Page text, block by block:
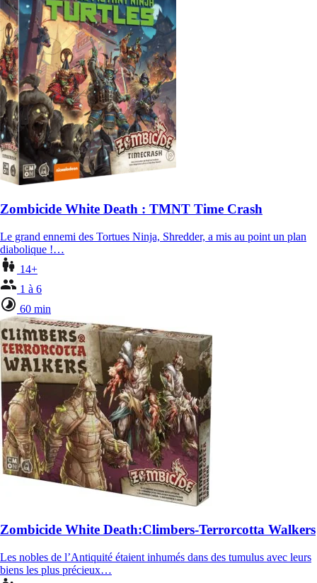
Zombicide White Death : TMNT Time Crash
Le grand ennemi des Tortues Ninja, Shredder, a mis au point un plan
diabolique !…
14+
1 à 6
60 min
Zombicide White Death:Climbers-Terrorcotta Walkers
Les nobles de l’Antiquité étaient inhumés dans des tumulus avec leurs
biens les plus précieux…